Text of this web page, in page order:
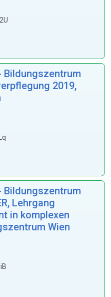
Bildungszentrum
2019,
Bildungszentrum
Lehrgang
in komplexen
Wien